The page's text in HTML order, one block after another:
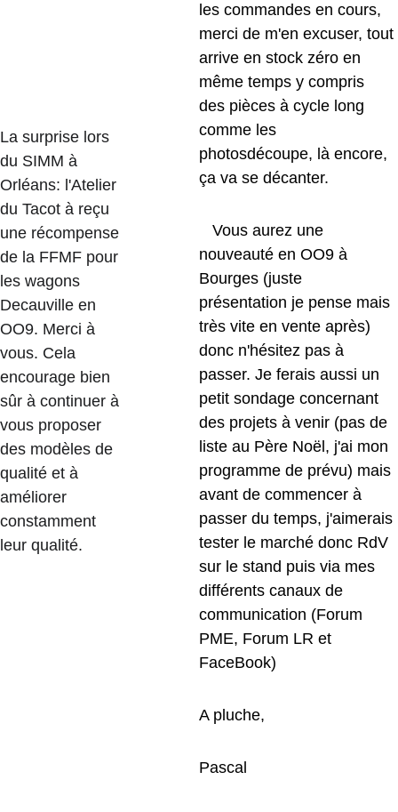
les commandes en cours,
merci de m'en excuser, tout
arrive en stock zéro en
même temps y compris
des pièces à cycle long
comme les
photosdécoupe, là encore,
ça va se décanter.
   Vous aurez une
nouveauté en OO9 à
Bourges (juste
présentation je pense mais
très vite en vente après)
donc n'hésitez pas à
passer. Je ferais aussi un
petit sondage concernant
des projets à venir (pas de
liste au Père Noël, j'ai mon
programme de prévu) mais
avant de commencer à
passer du temps, j'aimerais
tester le marché donc RdV
sur le stand puis via mes
différents canaux de
communication (Forum
PME, Forum LR et
FaceBook)
A pluche,
Pascal
La surprise lors
du SIMM à
Orléans: l'Atelier
du Tacot à reçu
une récompense
de la FFMF pour
les wagons
Decauville en
OO9. Merci à
vous. Cela
encourage bien
sûr à continuer à
vous proposer
des modèles de
qualité et à
améliorer
constamment
leur qualité.